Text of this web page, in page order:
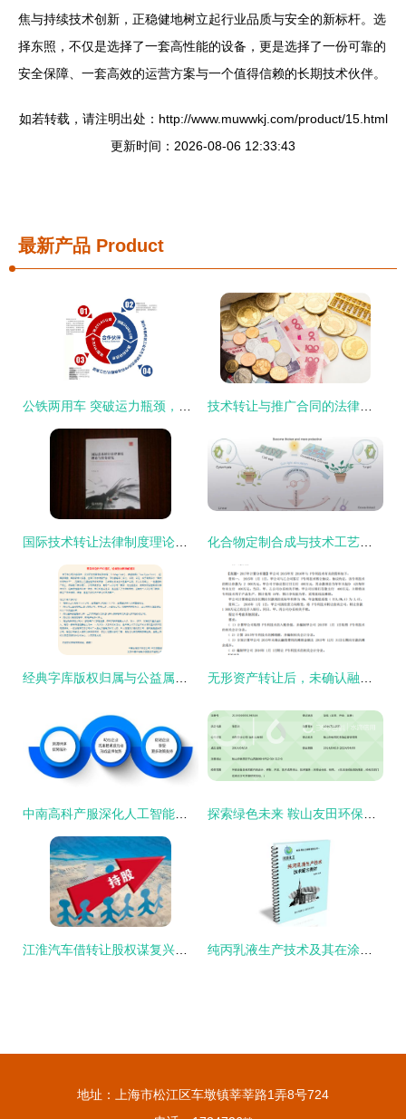
焦与持续技术创新，正稳健地树立起行业品质与安全的新标杆。选
择东照，不仅是选择了一套高性能的设备，更是选择了一份可靠的
安全保障、一套高效的运营方案与一个值得信赖的长期技术伙伴。
如若转载，请注明出处：http://www.muwwkj.com/product/15.html
更新时间：2026-08-06 12:33:43
最新产品 Product
地址：上海市松江区车墩镇莘莘路1弄8号724